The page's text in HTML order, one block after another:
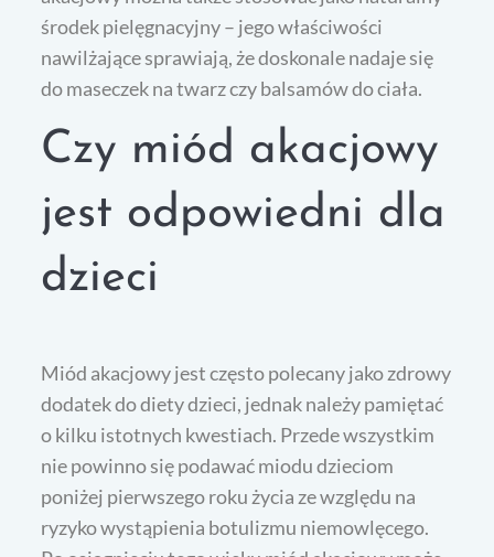
środek pielęgnacyjny – jego właściwości
nawilżające sprawiają, że doskonale nadaje się
do maseczek na twarz czy balsamów do ciała.
Czy miód akacjowy
jest odpowiedni dla
dzieci
Miód akacjowy jest często polecany jako zdrowy
dodatek do diety dzieci, jednak należy pamiętać
o kilku istotnych kwestiach. Przede wszystkim
nie powinno się podawać miodu dzieciom
poniżej pierwszego roku życia ze względu na
ryzyko wystąpienia botulizmu niemowlęcego.